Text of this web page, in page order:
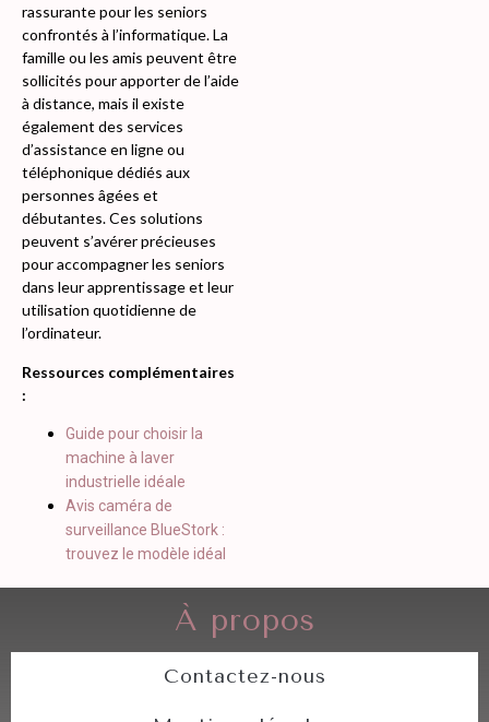
rassurante pour les seniors
confrontés à l’informatique. La
famille ou les amis peuvent être
sollicités pour apporter de l’aide
à distance, mais il existe
également des services
d’assistance en ligne ou
téléphonique dédiés aux
personnes âgées et
débutantes. Ces solutions
peuvent s’avérer précieuses
pour accompagner les seniors
dans leur apprentissage et leur
utilisation quotidienne de
l’ordinateur.
Ressources complémentaires
:
Guide pour choisir la
machine à laver
industrielle idéale
Avis caméra de
surveillance BlueStork :
trouvez le modèle idéal
À propos
Contactez-nous